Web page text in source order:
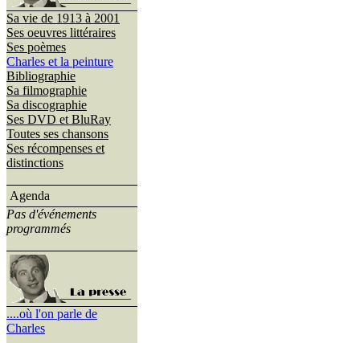
Sa vie de 1913 à 2001
Ses oeuvres littéraires
Ses poèmes
Charles et la peinture
Bibliographie
Sa filmographie
Sa discographie
Ses DVD et BluRay
Toutes ses chansons
Ses récompenses et
distinctions
Agenda
Pas d'événements
programmés
....où l'on parle de
Charles